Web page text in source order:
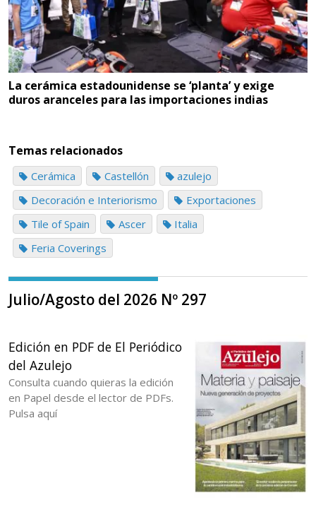
La cerámica estadounidense se ‘planta’ y exige
duros aranceles para las importaciones indias
Temas relacionados
Cerámica Castellón
azulejo
Decoración e Interiorismo
Exportaciones
Tile of Spain
Ascer
Italia
Feria Coverings
Julio/Agosto del 2026 Nº 297
Edición en PDF de El Periódico
del Azulejo
Consulta cuando quieras la edición
en Papel desde el lector de PDFs.
Pulsa aquí